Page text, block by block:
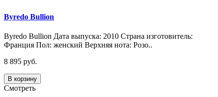
Byredo Bullion
Byredo Bullion Дата выпуска: 2010 Страна изготовитель:
Франция Пол: женский Верхняя нота: Розо..
8 895 руб.
В корзину
Смотреть